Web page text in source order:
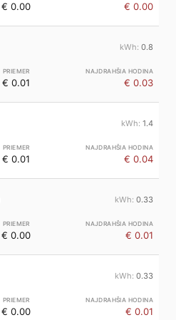
€ 0.00 € 0.00
0.8
€ 0.01 € 0.03
1.4
€ 0.01 € 0.04
0.33
€ 0.00 € 0.01
0.33
€ 0.00 € 0.01